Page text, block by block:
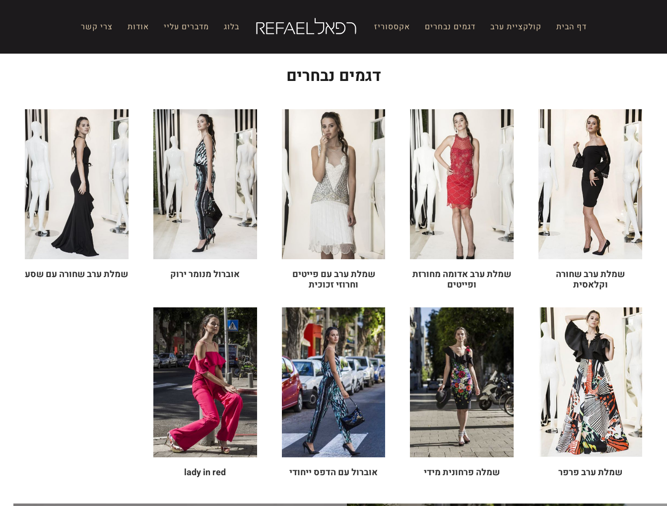
דף הבית קולקציית ערב דגמים נבחרים אקססוריז בלוג מדברים עליי אודות צרי קשר
דגמים נבחרים
שמלת ערב שחורה
וקלאסית
שמלת ערב אדומה מחורזת
ופייטים
שמלת ערב עם פייטים
וחרוזי זכוכית
אוברול מנומר ירוק שמלת ערב שחורה עם שסע
שמלת ערב פרפר שמלה פרחונית מידי אוברול עם הדפס ייחודי lady in red